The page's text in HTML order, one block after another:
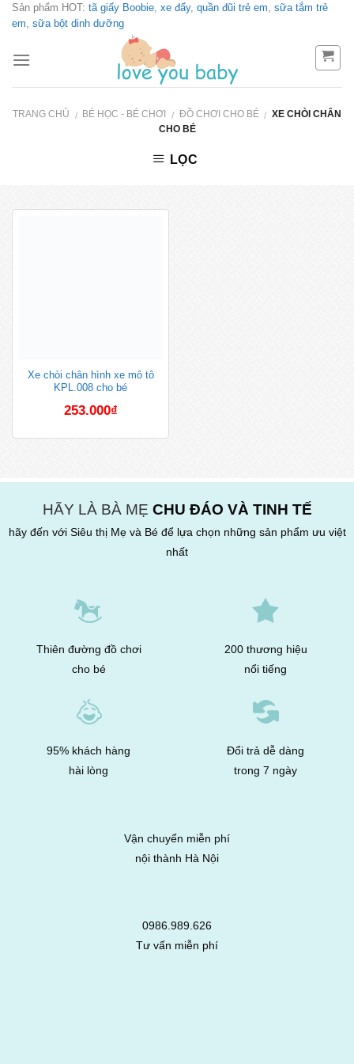
Skip
Sản phẩm HOT: tã giấy Boobie, xe đẩy, quần đũi trẻ em, sữa tắm trẻ
em, sữa bột dinh dưỡng
TRANG CHỦ / BÉ HỌC - BÉ CHƠI / ĐỒ CHƠI CHO BÉ / XE CHÒI CHÂN
CHO BÉ
LỌC
Xe chòi chân hình xe mô tô
KPL.008 cho bé
253.000₫
HÃY LÀ BÀ MẸ CHU ĐÁO VÀ TINH TẾ
hãy đến với Siêu thị Mẹ và Bé để lựa chọn những sản phẩm ưu việt
nhất
Thiên đường đồ chơi
cho bé
200 thương hiệu
nổi tiếng
95% khách hàng
hài lòng
Đổi trả dễ dàng
trong 7 ngày
Vận chuyển miễn phí
nội thành Hà Nội
0986.989.626
Tư vấn miễn phí